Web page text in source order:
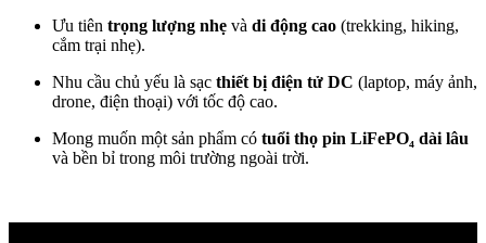
Ưu tiên trọng lượng nhẹ và di động cao (trekking, hiking,
cắm trại nhẹ).
Nhu cầu chủ yếu là sạc thiết bị điện tử DC (laptop, máy ảnh,
drone, điện thoại) với tốc độ cao.
Mong muốn một sản phẩm có tuổi thọ pin LiFePO₄ dài lâu
và bền bỉ trong môi trường ngoài trời.